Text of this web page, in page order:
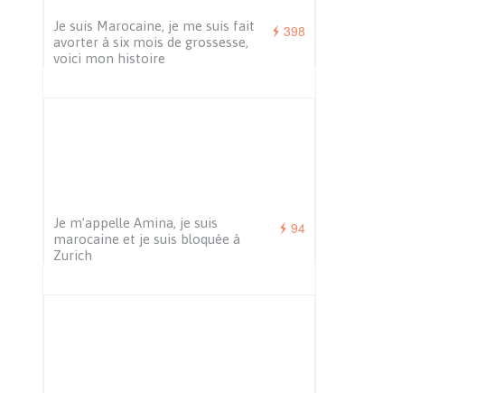
398
Je suis Marocaine, je me suis fait
avorter à six mois de grossesse,
voici mon histoire
94
Je m’appelle Amina, je suis
marocaine et je suis bloquée à
Zurich